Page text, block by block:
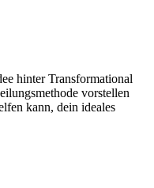
hinter Transformational
vorstellen
kann, dein ideales